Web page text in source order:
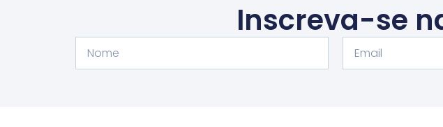
Inscreva-se